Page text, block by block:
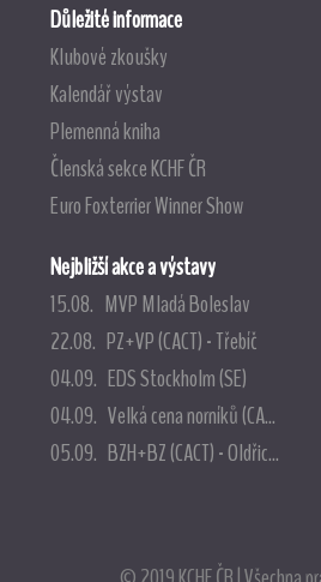
Důležité informace
Klubové zkoušky
Kalendář výstav
Plemenná kniha
Členská sekce KCHF ČR
Euro Foxterrier Winner Show
Nejbližší akce a výstavy
15.08. MVP Mladá Boleslav
22.08. PZ+VP (CACT) - Třebíč
04.09. EDS Stockholm (SE)
04.09. Velká cena norníků (CA...
05.09. BZH+BZ (CACT) - Oldřic...